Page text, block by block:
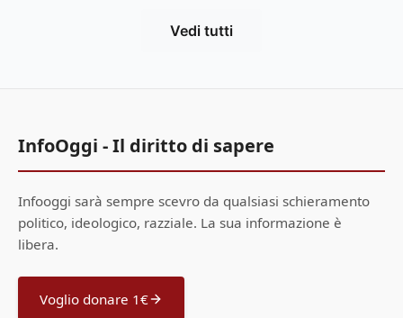
Vedi tutti
InfoOggi - Il diritto di sapere
Infooggi sarà sempre scevro da qualsiasi schieramento
politico, ideologico, razziale. La sua informazione è
libera.
Voglio donare 1€